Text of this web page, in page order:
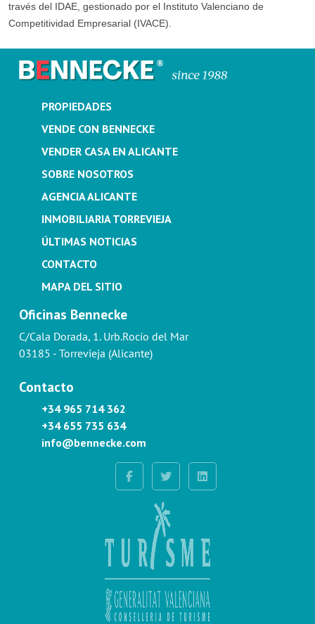
través del IDAE, gestionado por el Instituto Valenciano de
Competitividad Empresarial (IVACE).
PROPIEDADES
VENDE CON BENNECKE
VENDER CASA EN ALICANTE
SOBRE NOSOTROS
AGENCIA ALICANTE
INMOBILIARIA TORREVIEJA
ÚLTIMAS NOTICIAS
CONTACTO
MAPA DEL SITIO
Oficinas Bennecke
C/Cala Dorada, 1. Urb.Rocío del Mar
03185 - Torrevieja (Alicante)
Contacto
+34 965 714 362
+34 655 735 634
info@bennecke.com